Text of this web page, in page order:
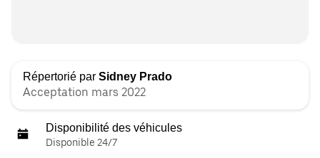
Répertorié par Sidney Prado
Acceptation mars 2022
Disponibilité des véhicules
Disponible 24/7